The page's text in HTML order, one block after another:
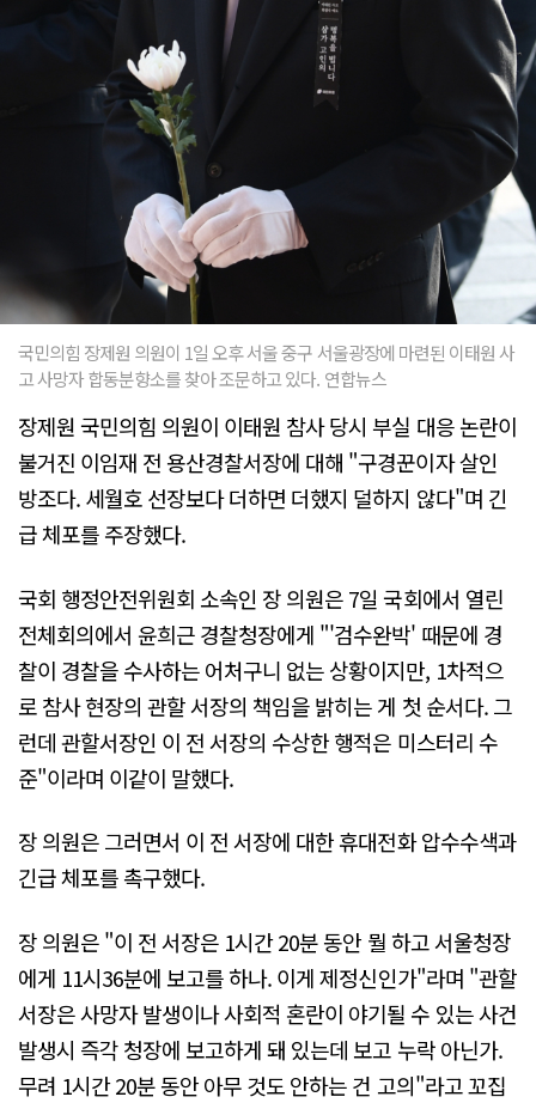
국민의힘 장제원 의원이 1일 오후 서울 중구 서울광장에 마련된 이태원 사
고 사망자 합동분향소를 찾아 조문하고 있다. 연합뉴스
장제원 국민의힘 의원이 이태원 참사 당시 부실 대응 논란이
불거진 이임재 전 용산경찰서장에 대해 "구경꾼이자 살인
방조다. 세월호 선장보다 더하면 더했지 덜하지 않다"며 긴
급 체포를 주장했다.
국회 행정안전위원회 소속인 장 의원은 7일 국회에서 열린
전체회의에서 윤희근 경찰청장에게 "'검수완박' 때문에 경
찰이 경찰을 수사하는 어처구니 없는 상황이지만, 1차적으
로 참사 현장의 관할 서장의 책임을 밝히는 게 첫 순서다. 그
런데 관할서장인 이 전 서장의 수상한 행적은 미스터리 수
준"이라며 이같이 말했다.
장 의원은 그러면서 이 전 서장에 대한 휴대전화 압수수색과
긴급 체포를 촉구했다.
장 의원은 "이 전 서장은 1시간 20분 동안 뭘 하고 서울청장
에게 11시36분에 보고를 하나. 이게 제정신인가"라며 "관할
서장은 사망자 발생이나 사회적 혼란이 야기될 수 있는 사건
발생시 즉각 청장에 보고하게 돼 있는데 보고 누락 아닌가.
무려 1시간 20분 동안 아무 것도 안하는 건 고의"라고 꼬집